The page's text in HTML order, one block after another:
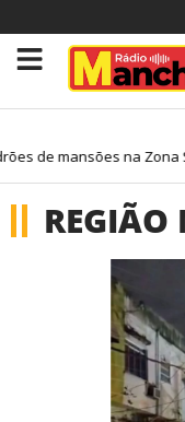
de mansões na Zona Sul